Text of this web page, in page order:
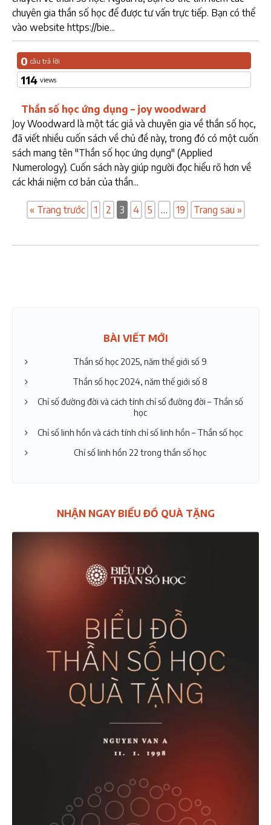
chuyên gia thần số học để được tư vấn trực tiếp. Bạn có thể
vào website https://bie...
0 câu trả lời
114 views
Thần số học ứng dụng – joy woodward
Joy Woodward là một tác giả và chuyên gia về thần số học,
đã viết nhiều cuốn sách về chủ đề này, trong đó có một cuốn
sách mang tên "Thần số học ứng dụng" (Applied
Numerology). Cuốn sách này giúp người đọc hiểu rõ hơn về
các khái niệm cơ bản của thần...
« Trang trước 1 2 3 4 5 … 19 Trang sau »
BÀI VIẾT MỚI
Thần số học 2025, năm thế giới số 9
Thần số học 2024, năm thế giới số 8
Chỉ số đường đời và cách tính chỉ số đường đời – Thần số
học
Chỉ số linh hồn và cách tính chỉ số linh hồn – Thần số học
Chỉ số linh hồn 22 trong thần số học
NHẬN NGAY BIỂU ĐỒ QUÀ TẶNG